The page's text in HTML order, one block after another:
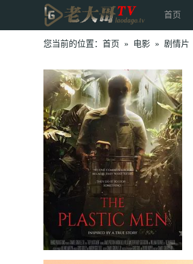
首页
您当前的位置： 首页 » 电影 » 剧情片